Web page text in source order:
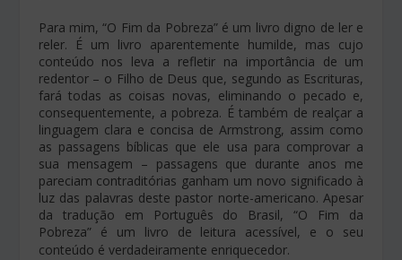
Para mim, “O Fim da Pobreza” é um livro digno de ler e
reler. É um livro aparentemente humilde, mas cujo
conteúdo nos leva a refletir na importância de um
redentor – o Filho de Deus que, segundo as Escrituras,
fará todas as coisas novas, eliminando o pecado e,
consequentemente, a pobreza. É também de realçar a
linguagem clara e concisa de Armstrong, assim como
as passagens bíblicas que ele usa para comprovar a
sua mensagem – passagens que durante anos me
pareciam contraditórias ganham um novo significado à
luz das palavras deste pastor norte-americano. Apesar
da tradução em Português do Brasil, “O Fim da
Pobreza” é um livro de leitura acessível, e o seu
conteúdo é verdadeiramente enriquecedor.